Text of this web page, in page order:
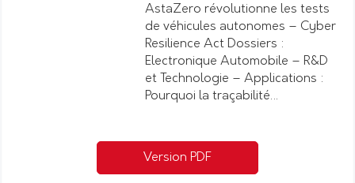
AstaZero révolutionne les tests
de véhicules autonomes – Cyber
Resilience Act Dossiers :
Electronique Automobile – R&D
et Technologie – Applications :
Pourquoi la traçabilité…
Version PDF